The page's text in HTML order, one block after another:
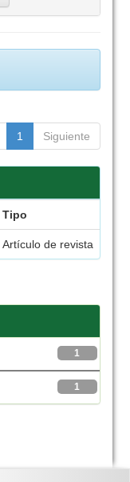
1 Siguiente
Tipo
Artículo de revista
1
1